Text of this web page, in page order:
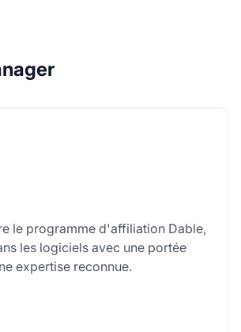
le programme d'affiliation Dable,
les logiciels avec une portée
expertise reconnue.